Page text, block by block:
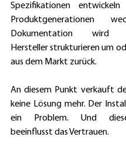
Spezifikationen
Produktgenerationen
Dokumentation wird
Hersteller strukturieren um
aus dem Markt zurück.
An diesem Punkt verkauft
keine Lösung mehr. Der
ein Problem. Und
beeinflusst das Vertrauen.